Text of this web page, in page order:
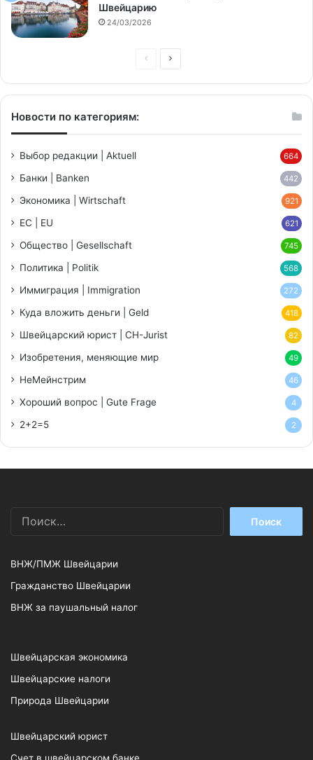
Швейцарию
24/03/2026
Предыдущая
Следующая
Новости по категориям:
Выбор редакции | Aktuell 664
Банки | Banken 442
Экономика | Wirtschaft 921
ЕС | EU 621
Общество | Gesellschaft 745
Политика | Politik 568
Иммиграция | Immigration 272
Куда вложить деньги | Geld 418
Швейцарский юрист | CH-Jurist 82
Изобретения, меняющие мир 49
НеМейнстрим 46
Хороший вопрос | Gute Frage 4
2+2=5 2
ВНЖ/ПМЖ Швейцарии
Гражданство Швейцарии
ВНЖ за паушальный налог
Швейцарская экономика
Швейцарские налоги
Природа Швейцарии
Швейцарский юрист
Счет в швейцарском банке